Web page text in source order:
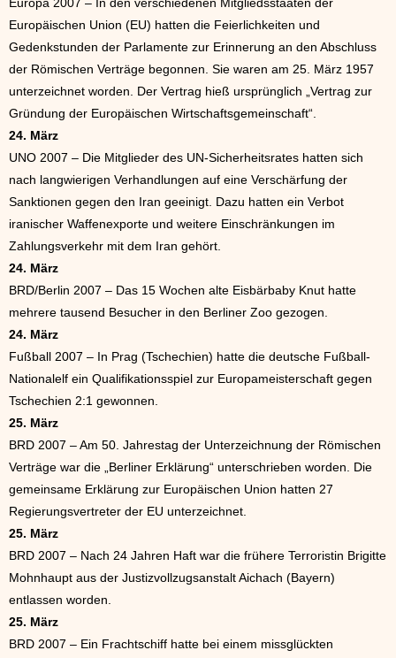
Europa 2007 – In den verschiedenen Mitgliedsstaaten der
Europäischen Union (EU) hatten die Feierlichkeiten und
Gedenkstunden der Parlamente zur Erinnerung an den Abschluss
der Römischen Verträge begonnen. Sie waren am 25. März 1957
unterzeichnet worden. Der Vertrag hieß ursprünglich „Vertrag zur
Gründung der Europäischen Wirtschaftsgemeinschaft“.
24. März
UNO 2007 – Die Mitglieder des UN-Sicherheitsrates hatten sich
nach langwierigen Verhandlungen auf eine Verschärfung der
Sanktionen gegen den Iran geeinigt. Dazu hatten ein Verbot
iranischer Waffenexporte und weitere Einschränkungen im
Zahlungsverkehr mit dem Iran gehört.
24. März
BRD/Berlin 2007 – Das 15 Wochen alte Eisbärbaby Knut hatte
mehrere tausend Besucher in den Berliner Zoo gezogen.
24. März
Fußball 2007 – In Prag (Tschechien) hatte die deutsche Fußball-
Nationalelf ein Qualifikationsspiel zur Europameisterschaft gegen
Tschechien 2:1 gewonnen.
25. März
BRD 2007 – Am 50. Jahrestag der Unterzeichnung der Römischen
Verträge war die „Berliner Erklärung“ unterschrieben worden. Die
gemeinsame Erklärung zur Europäischen Union hatten 27
Regierungsvertreter der EU unterzeichnet.
25. März
BRD 2007 – Nach 24 Jahren Haft war die frühere Terroristin Brigitte
Mohnhaupt aus der Justizvollzugsanstalt Aichach (Bayern)
entlassen worden.
25. März
BRD 2007 – Ein Frachtschiff hatte bei einem missglückten